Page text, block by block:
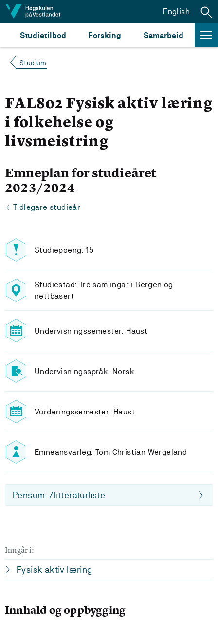
Hopp til innhald
Studietilbod Forsking Samarbeid
English
Studium
FAL802 Fysisk aktiv læring
i folkehelse og
livsmeistring
Emneplan for studieåret
2023/2024
Tidlegare studieår
Studiepoeng: 15
Studiestad: Tre samlingar i Bergen og
nettbasert
Undervisningssemester: Haust
Undervisningsspråk: Norsk
Vurderingssemester: Haust
Emneansvarleg: Tom Christian Wergeland
Pensum-/litteraturliste
Inngår i:
Fysisk aktiv læring
Innhald og oppbygging